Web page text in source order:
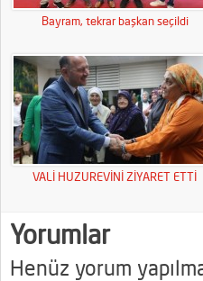
Bayram, tekrar başkan seçildi
VALİ HUZUREVİNİ ZİYARET ETTİ
Yorumlar
Henüz yorum